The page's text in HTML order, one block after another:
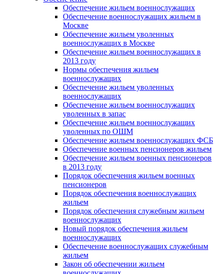
Обеспечение жильем военнослужащих
Обеспечение военнослужащих жильем в
Москве
Обеспечение жильем уволенных
военнослужащих в Москве
Обеспечение жильем военнослужащих в
2013 году
Нормы обеспечения жильем
военнослужащих
Обеспечение жильем уволенных
военнослужащих
Обеспечение жильем военнослужащих
уволенных в запас
Обеспечение жильем военнослужащих
уволенных по ОШМ
Обеспечение жильем военнослужащих ФСБ
Обеспечение военных пенсионеров жильем
Обеспечение жильем военных пенсионеров
в 2013 году
Порядок обеспечения жильем военных
пенсионеров
Порядок обеспечения военнослужащих
жильем
Порядок обеспечения служебным жильем
военнослужащих
Новый порядок обеспечения жильем
военнослужащих
Обеспечение военнослужащих служебным
жильем
Закон об обеспечении жильем